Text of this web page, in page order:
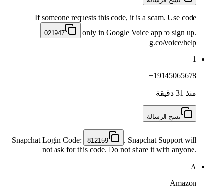
If someone requests this code, it is a scam. Use code
021947
only in Google Voice app to sign up.
g.co/voice/help
1
+19145065678
منذ 31 دقيقة
نسخ الرسالة
Snapchat Login Code: 812159
. Snapchat Support will
not ask for this code. Do not share it with anyone.
A
Amazon